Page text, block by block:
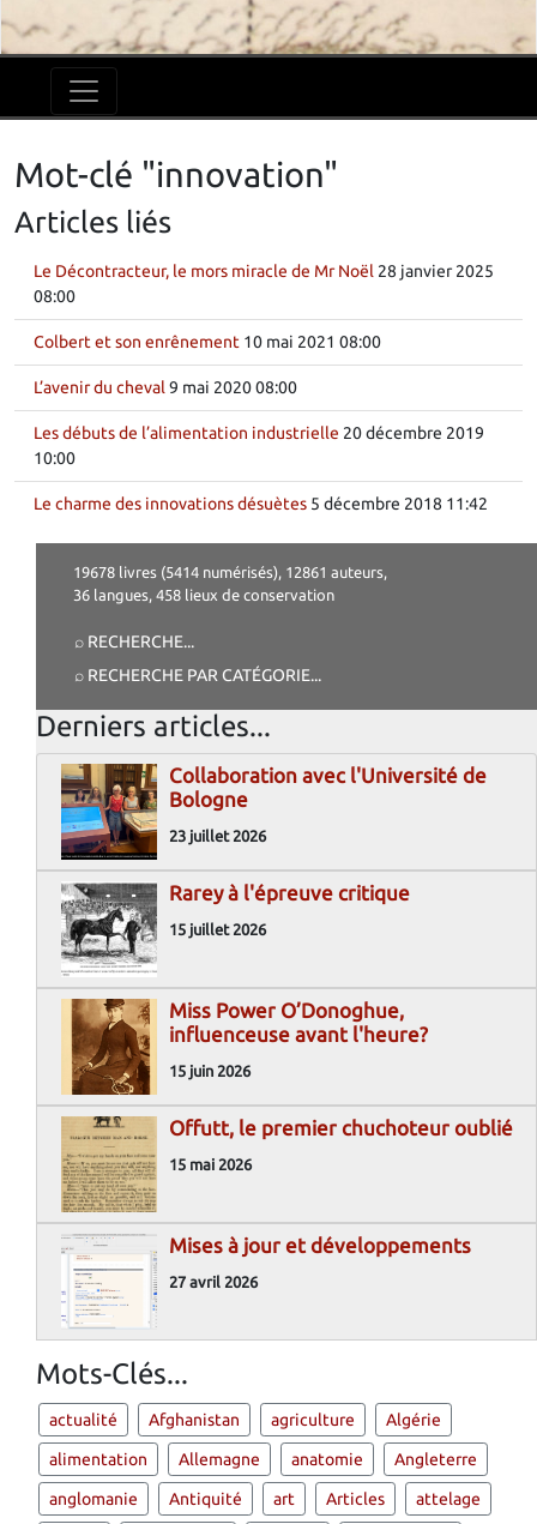
Mot-clé "innovation"
Articles liés
Le Décontracteur, le mors miracle de Mr Noël 28 janvier 2025
08:00
Colbert et son enrênement 10 mai 2021 08:00
L’avenir du cheval 9 mai 2020 08:00
Les débuts de l’alimentation industrielle 20 décembre 2019
10:00
Le charme des innovations désuètes 5 décembre 2018 11:42
19678 livres (5414 numérisés), 12861 auteurs,
36 langues, 458 lieux de conservation
⌕ RECHERCHE...
⌕ RECHERCHE PAR CATÉGORIE...
Derniers articles...
Collaboration avec l'Université de
Bologne
23 juillet 2026
Rarey à l'épreuve critique
15 juillet 2026
Miss Power O’Donoghue,
influenceuse avant l'heure?
15 juin 2026
Offutt, le premier chuchoteur oublié
15 mai 2026
Mises à jour et développements
27 avril 2026
Mots-Clés...
actualité Afghanistan agriculture Algérie
alimentation Allemagne anatomie Angleterre
anglomanie Antiquité art Articles attelage